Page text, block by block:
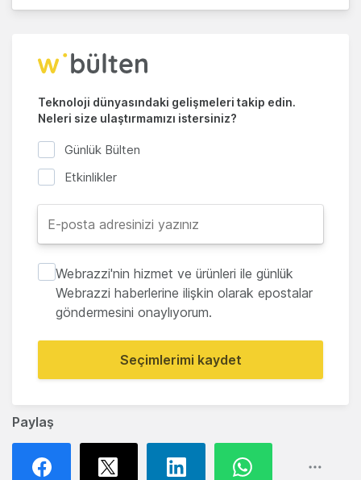
Paylaş
Teknoloji dünyasındaki gelişmeleri takip edin.
Neleri size ulaştırmamızı istersiniz?
Günlük Bülten
Etkinlikler
Webrazzi'nin hizmet ve ürünleri ile günlük
Webrazzi haberlerine ilişkin olarak epostalar
göndermesini onaylıyorum.
Seçimlerimi kaydet